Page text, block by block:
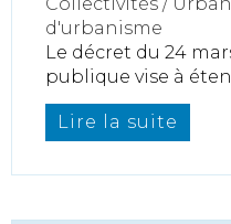
d'urbanisme
Le décret du 24
publique vise à
Lire la suite